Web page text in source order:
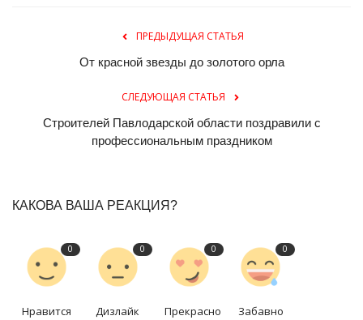
ПРЕДЫДУЩАЯ СТАТЬЯ
От красной звезды до золотого орла
СЛЕДУЮЩАЯ СТАТЬЯ
Строителей Павлодарской области поздравили с
профессиональным праздником
КАКОВА ВАША РЕАКЦИЯ?
0
Нравится
0
Дизлайк
0
Прекрасно
0
Забавно